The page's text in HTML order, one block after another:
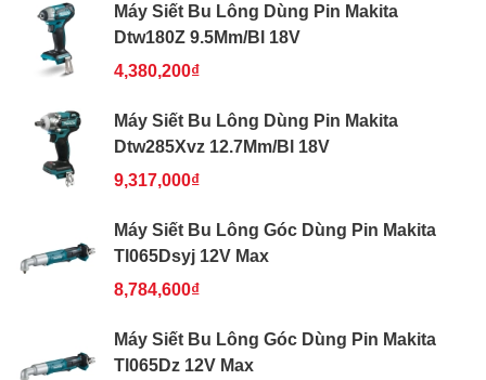
Máy Siết Bu Lông Dùng Pin Makita
Dtw180Z 9.5Mm/Bl 18V
4,380,200₫
Máy Siết Bu Lông Dùng Pin Makita
Dtw285Xvz 12.7Mm/Bl 18V
9,317,000₫
Máy Siết Bu Lông Góc Dùng Pin Makita
Tl065Dsyj 12V Max
8,784,600₫
Máy Siết Bu Lông Góc Dùng Pin Makita
Tl065Dz 12V Max